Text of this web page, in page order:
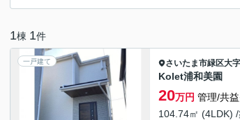
1棟 1件
一戸建て さいたま市緑区大
Kolet浦和美園
20万円 管理/共
104.74㎡ (4LDK)